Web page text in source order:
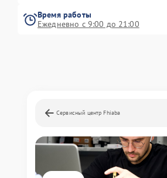
Время работы
Ежедневно с 9:00 до 21:00
Сервисный центр Fhiaba